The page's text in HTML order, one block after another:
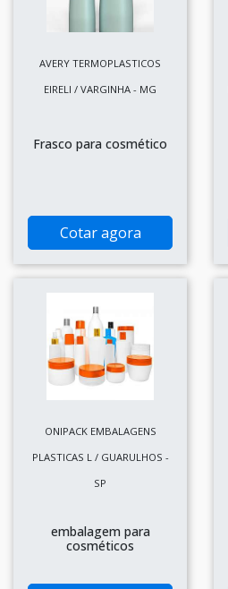
AVERY TERMOPLASTICOS
EIRELI / VARGINHA - MG
Frasco para cosmético
Cotar agora
ONIPACK EMBALAGENS
PLASTICAS L / GUARULHOS -
SP
embalagem para
cosméticos